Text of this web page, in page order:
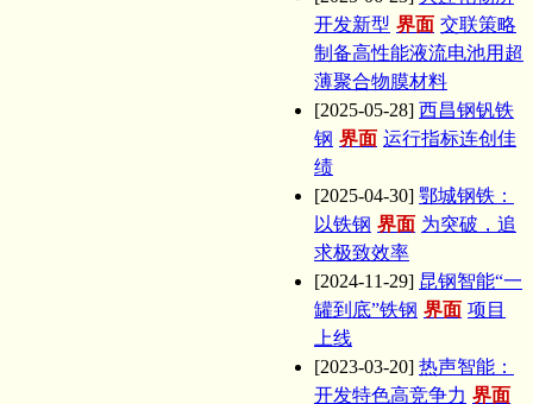
开发新型 界面 交联策略
制备高性能液流电池用超
薄聚合物膜材料
[2025-05-28] 西昌钢钒铁
钢 界面 运行指标连创佳
绩
[2025-04-30] 鄂城钢铁：
以铁钢 界面 为突破，追
求极致效率
[2024-11-29] 昆钢智能“一
罐到底”铁钢 界面 项目
上线
[2023-03-20] 热声智能：
开发特色高竞争力 界面